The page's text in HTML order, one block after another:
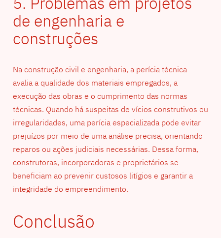
de engenharia e
construções
Na construção civil e engenharia, a perícia técnica
avalia a qualidade dos materiais empregados, a
execução das obras e o cumprimento das normas
técnicas. Quando há suspeitas de vícios construtivos ou
irregularidades, uma perícia especializada pode evitar
prejuízos por meio de uma análise precisa, orientando
reparos ou ações judiciais necessárias. Dessa forma,
construtoras, incorporadoras e proprietários se
beneficiam ao prevenir custosos litígios e garantir a
integridade do empreendimento.
Conclusão